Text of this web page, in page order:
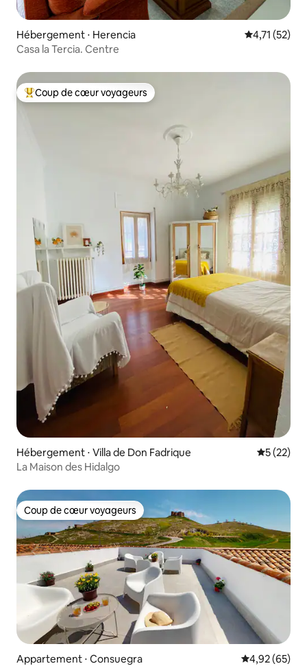
Hébergement ⋅ Herencia Évaluation
4,71 (52)
Casa la Tercia. Centre
Coups de cœur voyageurs les plus appréciés
Coup de cœur voyageurs
Hébergement ⋅ Villa de Don Fadrique
5 (22)
La Maison des Hidalgo
Coup de cœur voyageurs
Coup de cœur voyageurs
Appartement ⋅ Consuegra Évaluation
4,92 (65)